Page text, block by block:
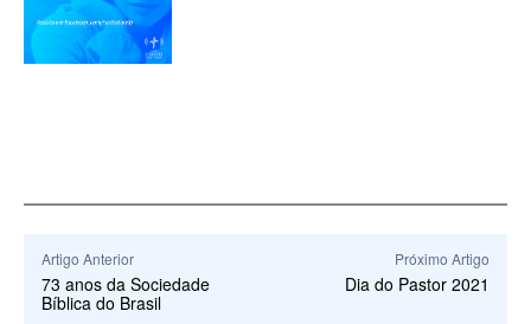
Artigo Anterior
73 anos da Sociedade
Bíblica do Brasil
Próximo Artigo
Dia do Pastor 2021